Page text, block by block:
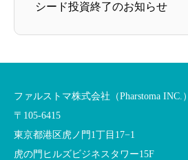
シード投資終了のお知らせ
ファルストマ株式会社（Pharstoma INC.）
〒105-6415
東京都港区虎ノ門1丁目17−1
虎の門ヒルズビジネスタワー15F